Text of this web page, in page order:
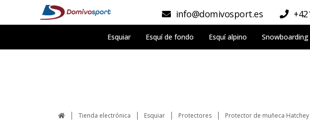
info@domivosport.es
Esquiar Esquí de fondo Esquí alpino Snowboarding
Tienda electrónica Esquiar Protectores Protector de muñeca Hatchey